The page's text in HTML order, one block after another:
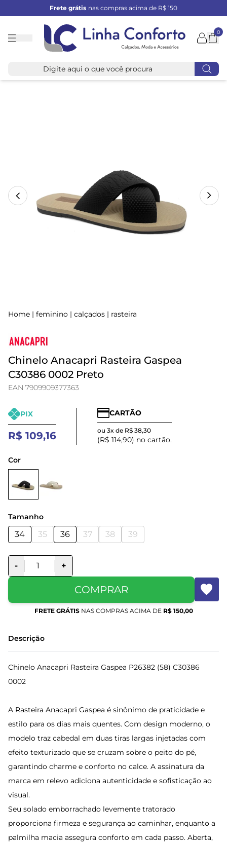
Frete grátis nas compras acima de R$ 150
Linha
0
Home | feminino | calçados | rasteira
Chinelo Anacapri Rasteira Gaspea
C30386 0002 Preto
EAN 7909909377363
PIX
R$ 109,16
CARTÃO
ou 3x de R$ 38,30
(R$ 114,90) no cartão.
Cor
Tamanho
34 35 36 37 38 39
- +
COMPRAR
FRETE GRÁTISNAS COMPRAS ACIMA DE R$ 150,00
Descrição
Chinelo Anacapri Rasteira Gaspea P26382 (58) C30386
0002
A Rasteira Anacapri Gaspea é sinônimo de praticidade e
estilo para os dias mais quentes. Com design moderno, o
modelo traz cabedal em duas tiras largas injetadas com
efeito texturizado que se cruzam sobre o peito do pé,
garantindo charme e conforto no calce. A assinatura da
marca em relevo adiciona autenticidade e sofisticação ao
visual.
Seu solado emborrachado levemente tratorado
proporciona firmeza e segurança ao caminhar, enquanto a
palmilha macia assegura conforto em cada passo. Aberta,